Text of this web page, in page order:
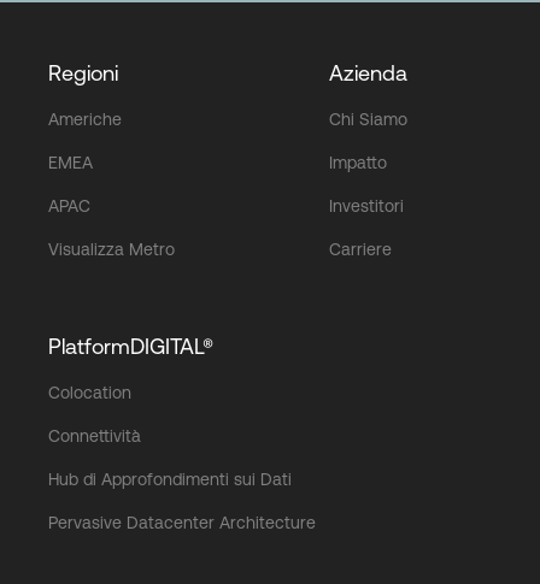
Regioni
Americhe
EMEA
APAC
Visualizza Metro
Azienda
Chi Siamo
Impatto
Investitori
Carriere
PlatformDIGITAL®
Colocation
Connettività
Hub di Approfondimenti sui Dati
Pervasive Datacenter Architecture